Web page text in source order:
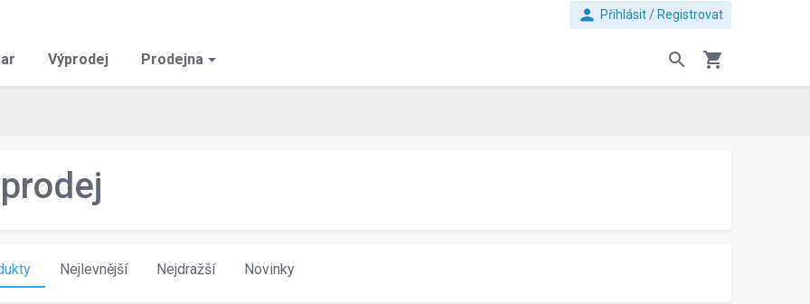
person Přihlásit / Registrovat
Výprodej Prodejna search shopping_cart
Nejlevnější Nejdražší Novinky